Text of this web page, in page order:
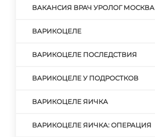
ВАКАНСИЯ ВРАЧ УРОЛОГ МОСКВА
ВАРИКОЦЕЛЕ
ВАРИКОЦЕЛЕ ПОСЛЕДСТВИЯ
ВАРИКОЦЕЛЕ У ПОДРОСТКОВ
ВАРИКОЦЕЛЕ ЯИЧКА
ВАРИКОЦЕЛЕ ЯИЧКА: ОПЕРАЦИЯ